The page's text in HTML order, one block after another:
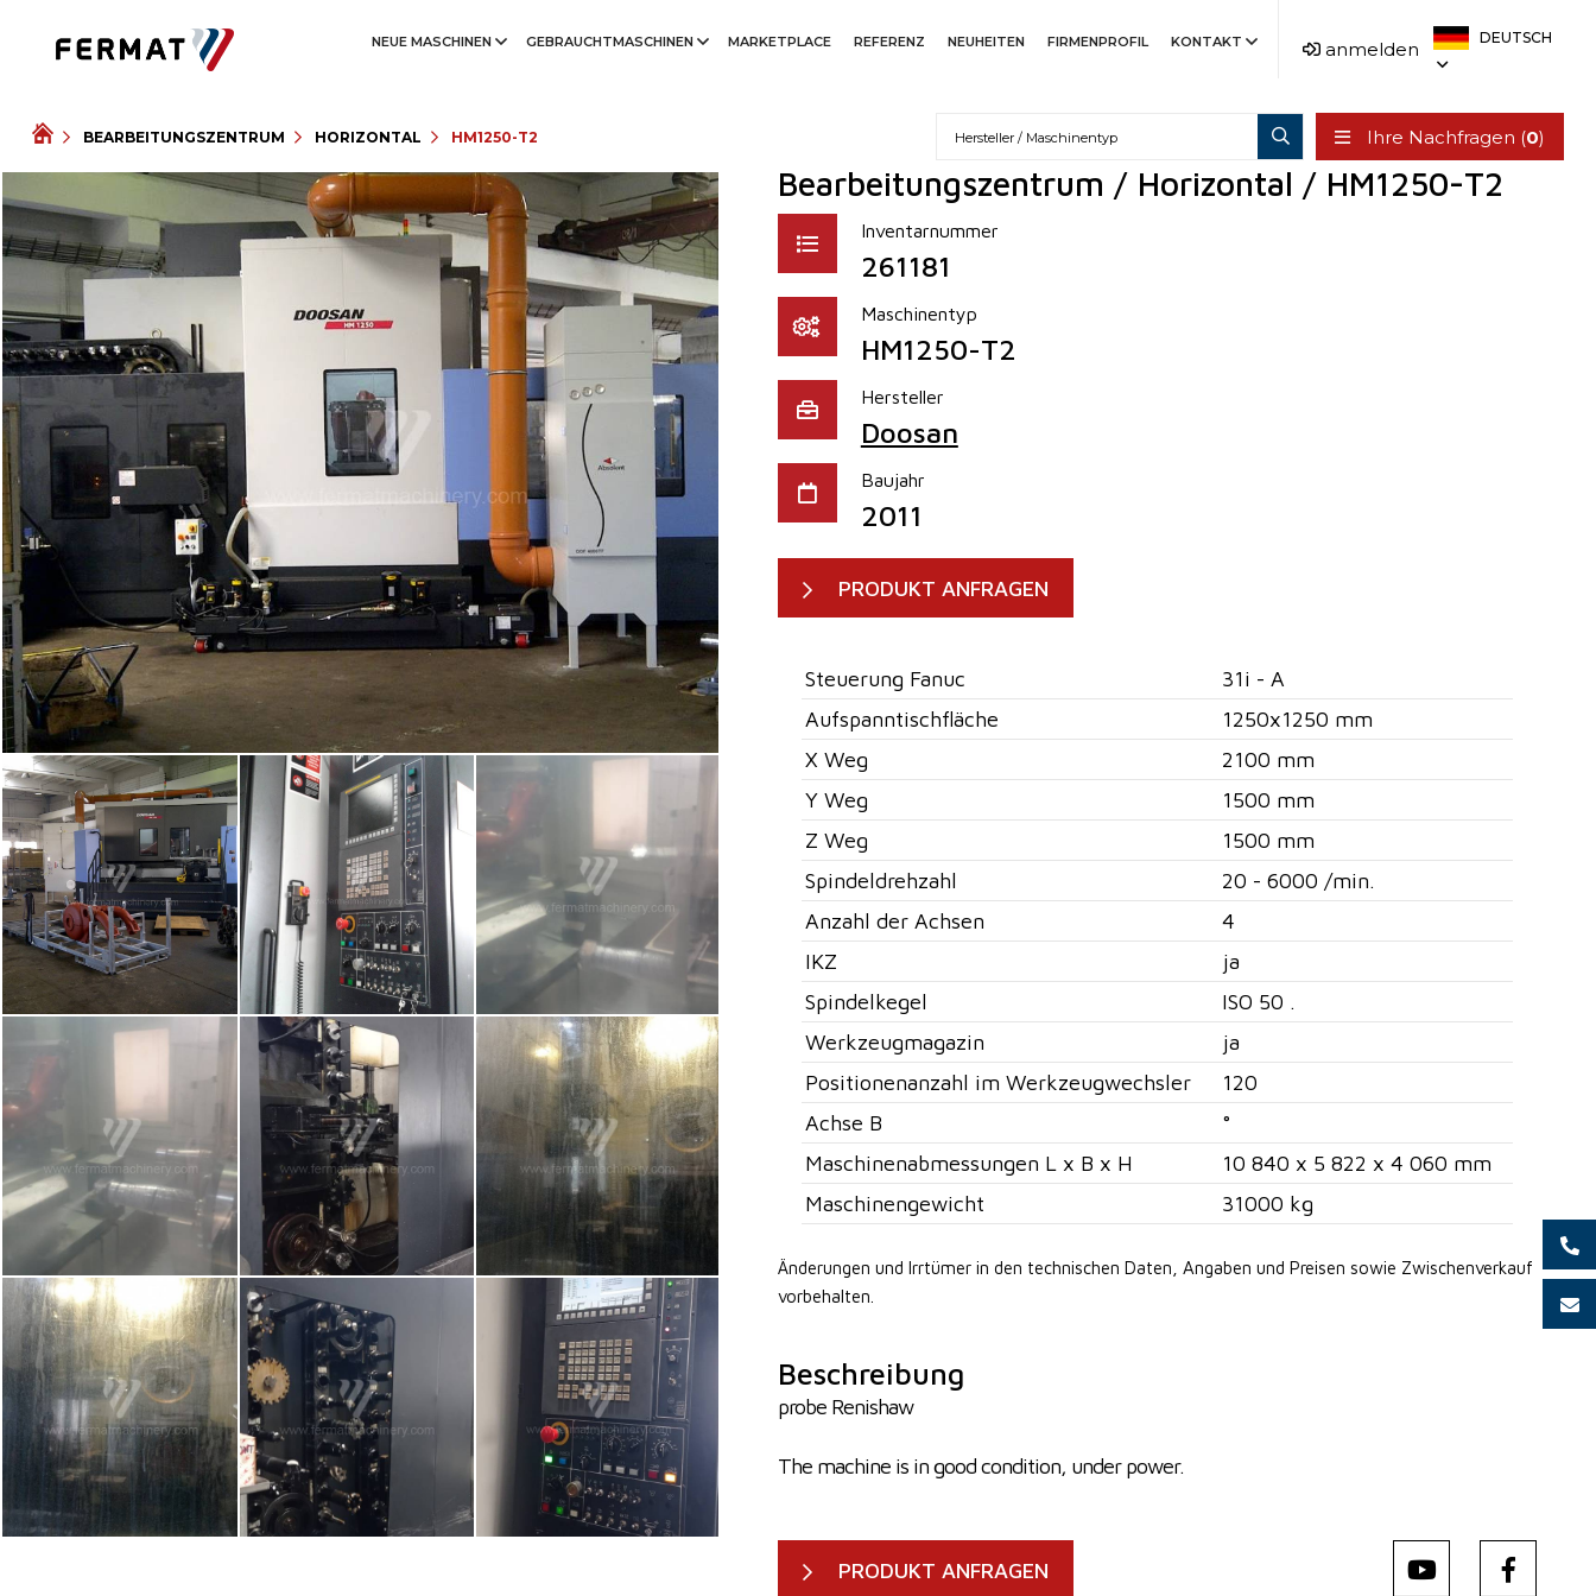
NEUE MASCHINEN GEBRAUCHTMASCHINEN MARKETPLACE REFERENZ NEUHEITEN FIRMENPROFIL KONTAKT anmelden
DEUTSCH
BEARBEITUNGSZENTRUM HORIZONTAL HM1250-T2 Ihre Nachfragen (0)
Bearbeitungszentrum / Horizontal / HM1250-T2
Inventarnummer
261181
Maschinentyp
HM1250-T2
Hersteller
Doosan
Baujahr
2011
PRODUKT ANFRAGEN
Steuerung Fanuc
31i - A
Aufspanntischfläche
1250x1250 mm
X Weg
2100 mm
Y Weg
1500 mm
Z Weg
1500 mm
Spindeldrehzahl
20 - 6000 /min.
Anzahl der Achsen
4
IKZ
ja
Spindelkegel
ISO 50 .
Werkzeugmagazin
ja
Positionenanzahl im Werkzeugwechsler
120
Achse B
°
Maschinenabmessungen L x B x H
10 840 x 5 822 x 4 060 mm
Maschinengewicht
31000 kg
Änderungen und Irrtümer in den technischen Daten, Angaben und Preisen sowie Zwischenverkauf
vorbehalten.
Beschreibung
probe Renishaw
The machine is in good condition, under power.
PRODUKT ANFRAGEN